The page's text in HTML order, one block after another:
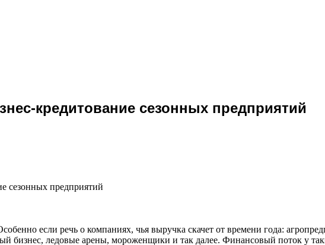
сезонных предприятий
сезонных предприятий
если речь о компаниях, чья выручка скачет от времени года:
бизнес, ледовые арены, мороженщики и так далее. Финансовый поток у